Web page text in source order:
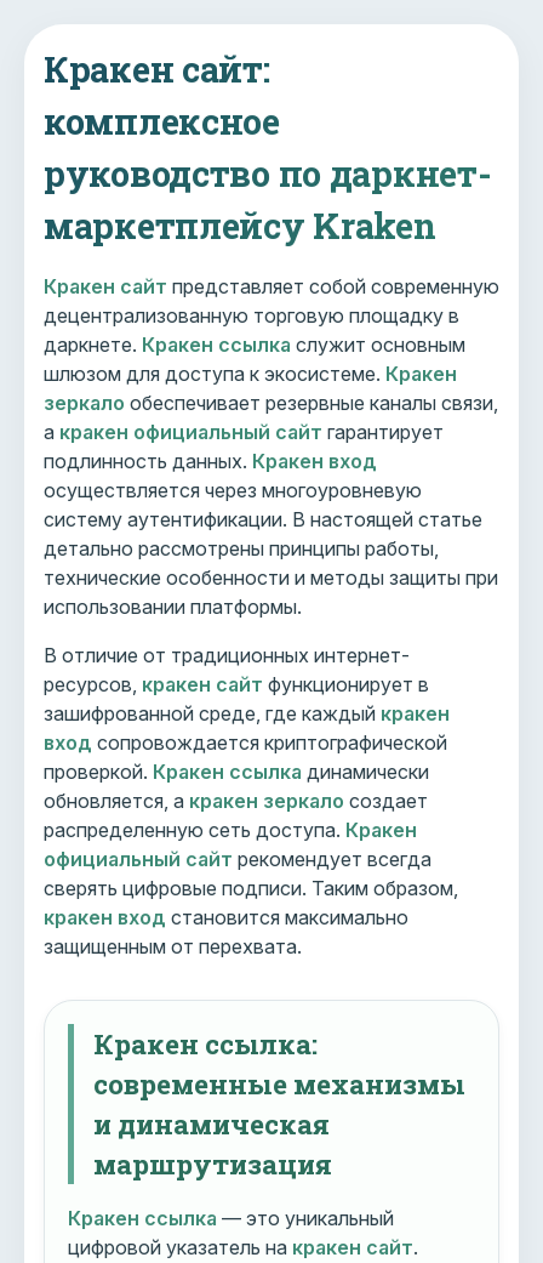
Кракен сайт:
комплексное
руководство по даркнет-
маркетплейсу Kraken
Кракен сайт представляет собой современную
децентрализованную торговую площадку в
даркнете. Кракен ссылка служит основным
шлюзом для доступа к экосистеме. Кракен
зеркало обеспечивает резервные каналы связи,
а кракен официальный сайт гарантирует
подлинность данных. Кракен вход
осуществляется через многоуровневую
систему аутентификации. В настоящей статье
детально рассмотрены принципы работы,
технические особенности и методы защиты при
использовании платформы.
В отличие от традиционных интернет-
ресурсов, кракен сайт функционирует в
зашифрованной среде, где каждый кракен
вход сопровождается криптографической
проверкой. Кракен ссылка динамически
обновляется, а кракен зеркало создает
распределенную сеть доступа. Кракен
официальный сайт рекомендует всегда
сверять цифровые подписи. Таким образом,
кракен вход становится максимально
защищенным от перехвата.
Кракен ссылка:
современные механизмы
и динамическая
маршрутизация
Кракен ссылка — это уникальный
цифровой указатель на кракен сайт.